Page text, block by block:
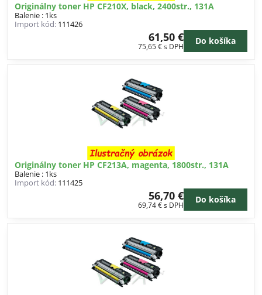
Originálny toner HP CF210X, black, 2400str., 131A
Balenie : 1ks
Import kód: 111426
61,50 €
75,65 €s DPH
Do košíka
Originálny toner HP CF213A, magenta, 1800str., 131A
Balenie : 1ks
Import kód: 111425
56,70 €
69,74 €s DPH
Do košíka